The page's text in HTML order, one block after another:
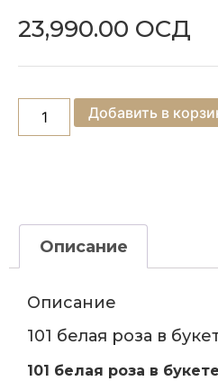
23,990.00 ОСД
Добавить в
Описание
Описание
101 белая роза в
101 белая роза в букете